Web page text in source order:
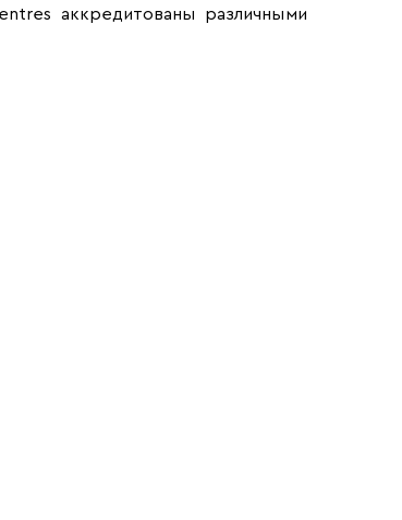
аккредитованы различными